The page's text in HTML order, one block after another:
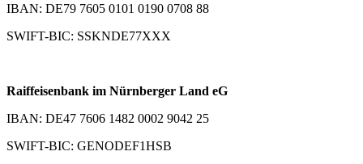
IBAN: DE79 7605 0101 0190 0708 88
SWIFT-BIC: SSKNDE77XXX
Raiffeisenbank im Nürnberger Land eG
IBAN: DE47 7606 1482 0002 9042 25
SWIFT-BIC: GENODEF1HSB